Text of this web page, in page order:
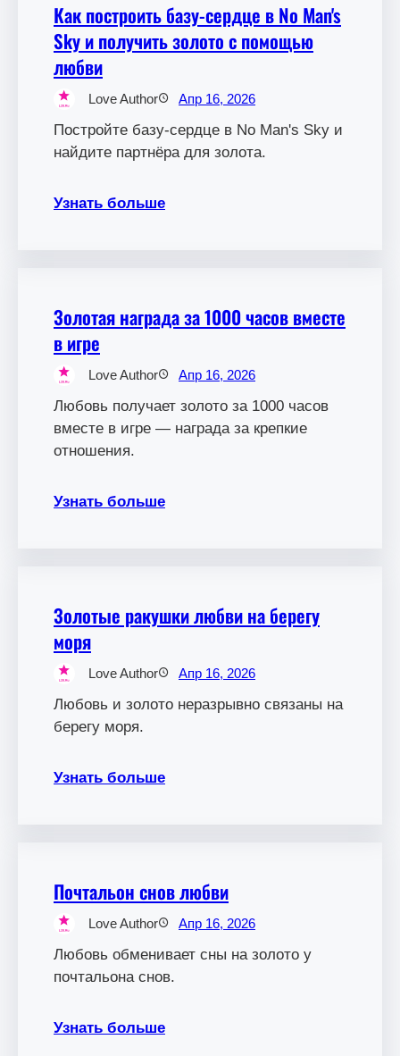
Как построить базу-сердце в No Man's
Sky и получить золото с помощью
любви
Love Author Апр 16, 2026
Постройте базу-сердце в No Man's Sky и
найдите партнёра для золота.
Узнать больше
Золотая награда за 1000 часов вместе
в игре
Love Author Апр 16, 2026
Любовь получает золото за 1000 часов
вместе в игре — награда за крепкие
отношения.
Узнать больше
Золотые ракушки любви на берегу
моря
Love Author Апр 16, 2026
Любовь и золото неразрывно связаны на
берегу моря.
Узнать больше
Почтальон снов любви
Love Author Апр 16, 2026
Любовь обменивает сны на золото у
почтальона снов.
Узнать больше